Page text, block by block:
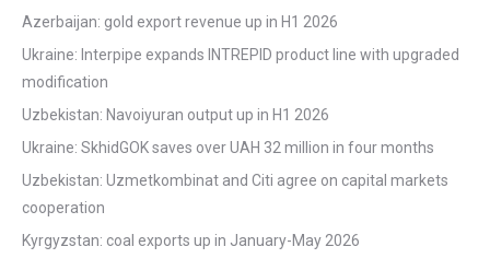
Azerbaijan: gold export revenue up in H1 2026
Ukraine: Interpipe expands INTREPID product line with upgraded
modification
Uzbekistan: Navoiyuran output up in H1 2026
Ukraine: SkhidGOK saves over UAH 32 million in four months
Uzbekistan: Uzmetkombinat and Citi agree on capital markets
cooperation
Kyrgyzstan: coal exports up in January-May 2026